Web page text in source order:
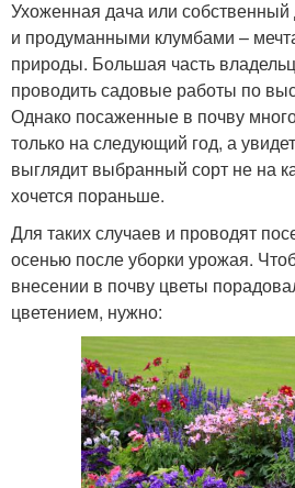
Ухоженная дача или
и продуманными клумбами –
природы. Большая часть
проводить садовые работы по
Однако посаженные в почву
только на следующий год, а
выглядит выбранный сорт не на
хочется пораньше.
Для таких случаев и проводят
осенью после уборки урожая.
внесении в почву цветы
цветением, нужно: